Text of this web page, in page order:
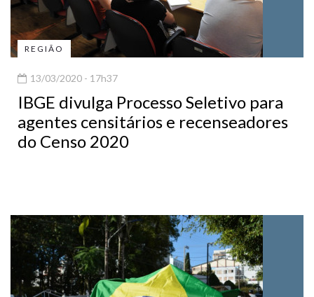
REGIÃO
13/03/2020 - 17h37
IBGE divulga Processo Seletivo para
agentes censitários e recenseadores
do Censo 2020